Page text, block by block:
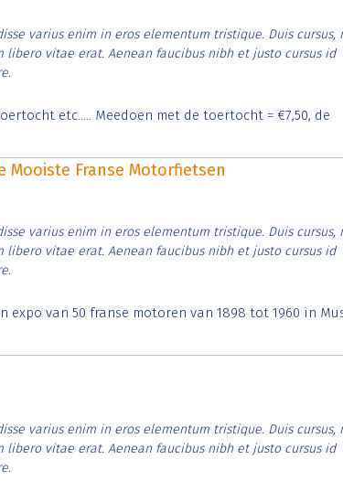
varius enim in eros elementum tristique. Duis cursus,
vitae erat. Aenean faucibus nibh et justo cursus id
etc..... Meedoen met de toertocht = €7,50, de
Mooiste Franse Motorfietsen
varius enim in eros elementum tristique. Duis cursus,
vitae erat. Aenean faucibus nibh et justo cursus id
van 50 franse motoren van 1898 tot 1960 in
varius enim in eros elementum tristique. Duis cursus,
vitae erat. Aenean faucibus nibh et justo cursus id